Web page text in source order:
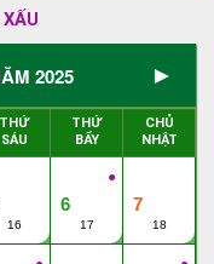
2025 ►
THỨ
SÁU
THỨ
BẨY
CHỦ
NHẬT
16
●
6
17
7
18